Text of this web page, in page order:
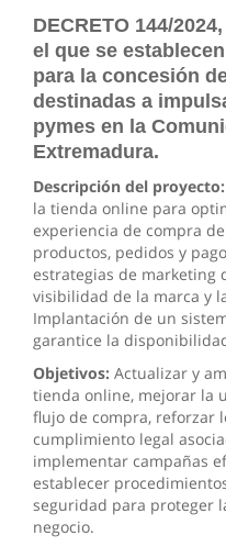
DECRETO 144/
el que se
para la concesión
destinadas a
pymes en la
Extremadura.
Descripción del proyecto:
la tienda online para
experiencia de compra
productos, pedidos y
estrategias de marketing
visibilidad de la marca y
Implantación de un
garantice la
Objetivos: Actualizar y
tienda online, mejorar la
flujo de compra, reforzar
cumplimiento legal
implementar campañas
establecer
seguridad para proteger
negocio.